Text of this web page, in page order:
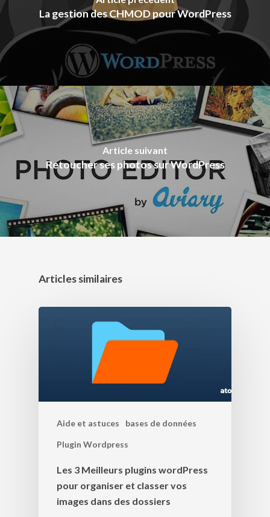
La gestion des CHMOD pour WordPress
Article suivant
Retoucher ses photos sur WordPress
Articles similaires
Aide et astuces bases de données
Plugin Wordpress
Les 3 Meilleurs plugins wordPress
pour organiser et classer vos
images dans des dossiers